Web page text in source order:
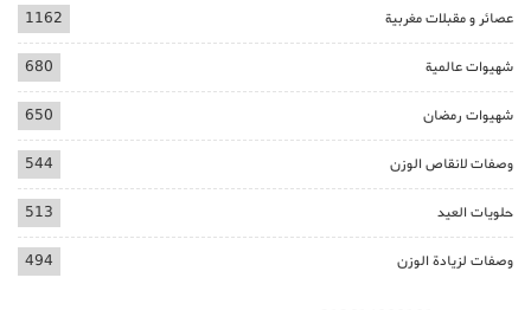
عصائر و مقبلات مغربية 1162
شهيوات عالمية 680
شهيوات رمضان 650
وصفات لانقاص الوزن 544
حلويات العيد 513
وصفات لزيادة الوزن 494